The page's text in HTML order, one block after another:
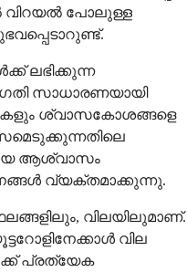
വിറയൽ പോലുള്ള
ലഭിക്കുന്ന
സാധാരണയായി
ശ്വാസകോശങ്ങളെ
ആശ്വാസം
വ്യക്തമാക്കുന്നു.
വിലയിലുമാണ്.
വില
പ്രത്യേക